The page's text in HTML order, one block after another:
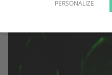
PERSONALIZE